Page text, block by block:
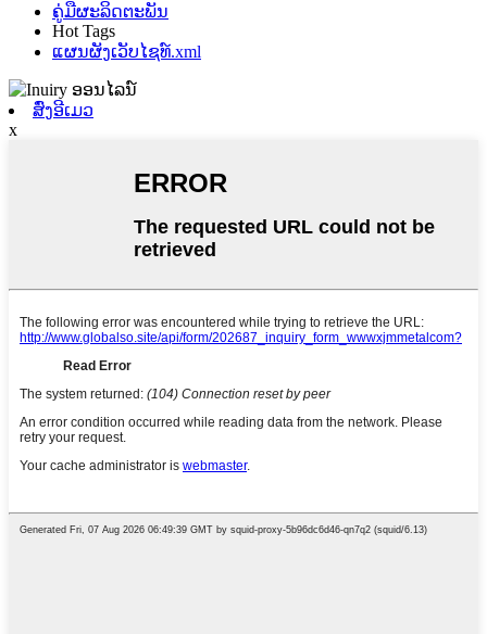
ຄູ່ມືຜະລິດຕະພັນ
Hot Tags
ແຜນຜັງເວັບໄຊທ໌.xml
ສົ່ງອີເມວ
x